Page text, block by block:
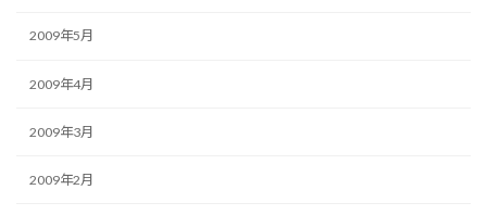
2009年5月
2009年4月
2009年3月
2009年2月